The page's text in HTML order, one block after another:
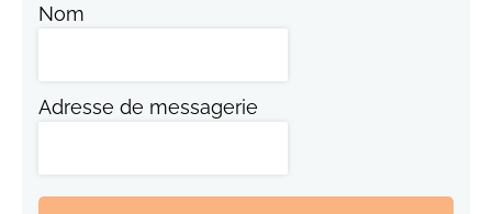
Nom
Adresse de messagerie